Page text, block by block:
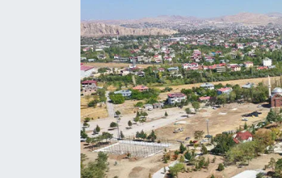
EĞİTİM
EKONOMİ
Eleman
En çok konuşulanlar